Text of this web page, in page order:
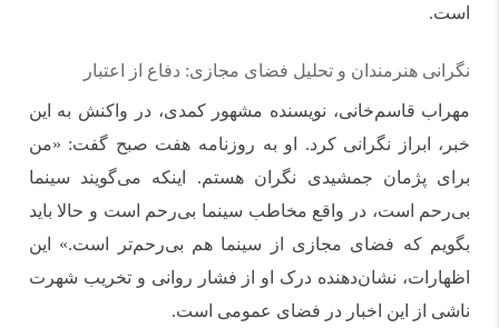
است.
نگرانی هنرمندان و تحلیل فضای مجازی: دفاع از اعتبار
مهراب قاسم‌خانی، نویسنده مشهور کمدی، در واکنش به این
خبر، ابراز نگرانی کرد. او به روزنامه هفت صبح گفت: «من
برای پژمان جمشیدی نگران هستم. اینکه می‌گویند سینما
بی‌رحم است، در واقع مخاطب سینما بی‌رحم است و حالا باید
بگویم که فضای مجازی از سینما هم بی‌رحم‌تر است.» این
اظهارات، نشان‌دهنده درک او از فشار روانی و تخریب شهرت
ناشی از این اخبار در فضای عمومی است.